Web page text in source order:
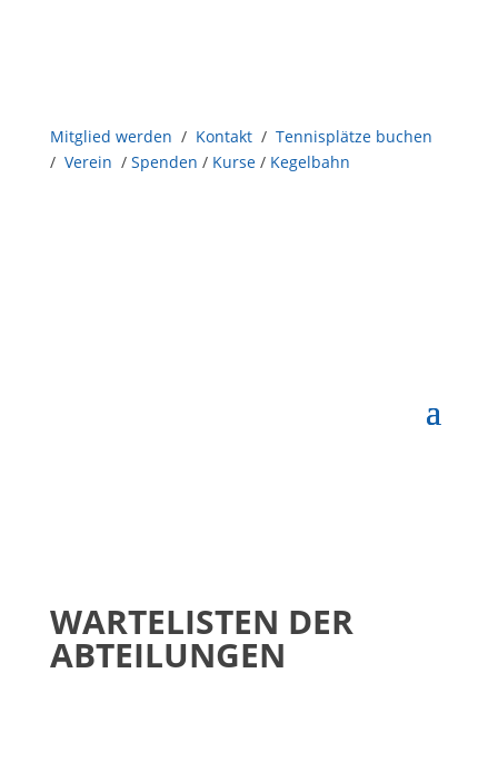
Mitglied werden / Kontakt/ Tennisplätze buchen
/ Verein / Spenden / Kurse / Kegelbahn
WARTELISTEN DER
ABTEILUNGEN